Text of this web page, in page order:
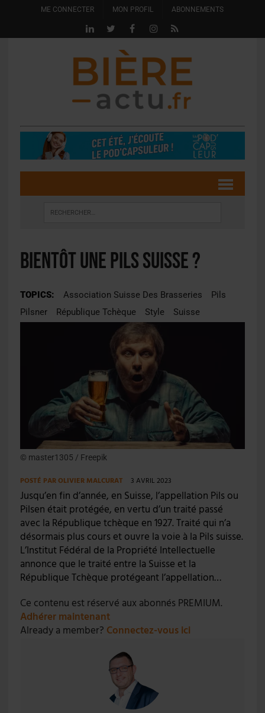
ME CONNECTER MON PROFIL ABONNEMENTS
Bientôt une Pils suisse ?
TOPICS: Association Suisse Des Brasseries
Pils
Pilsner
République Tchèque Style Suisse
© master1305 / Freepik
POSTÉ PAROLIVIER MALCURAT 3 AVRIL 2023
Jusqu’en fin d’année, en Suisse, l’appellation Pils ou
Pilsen était protégée, en vertu d’un traité passé
avec la République tchèque en 1927. Traité qui n’a
désormais plus cours et ouvre la voie à la Pils suisse.
L’Institut Fédéral de la Propriété Intellectuelle
annonce que le traité entre la Suisse et la
République Tchèque protégeant l’appellation…
Ce contenu est réservé aux abonnés PREMIUM.
Adhérer maintenant
Already a member? Connectez-vous ici